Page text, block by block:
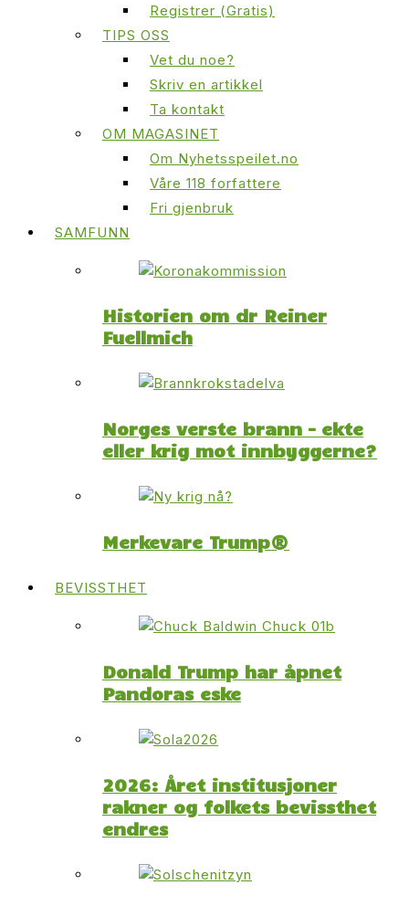
Registrer (Gratis)
TIPS OSS
Vet du noe?
Skriv en artikkel
Ta kontakt
OM MAGASINET
Om Nyhetsspeilet.no
Våre 118 forfattere
Fri gjenbruk
SAMFUNN
Historien om dr Reiner
Fuellmich
Norges verste brann – ekte
eller krig mot innbyggerne?
Merkevare Trump®
BEVISSTHET
Donald Trump har åpnet
Pandoras eske
2026: Året institusjoner
rakner og folkets bevissthet
endres